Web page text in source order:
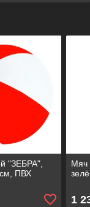
"ЗЕБРА",
ПВХ
Мяч
1